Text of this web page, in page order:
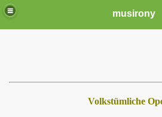
musirony
Volkstümliche